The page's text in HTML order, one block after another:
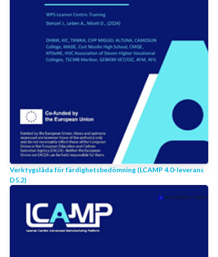
Verktygslåda för färdighetsbedömning (LCAMP 4.0-leverans
D5.2)